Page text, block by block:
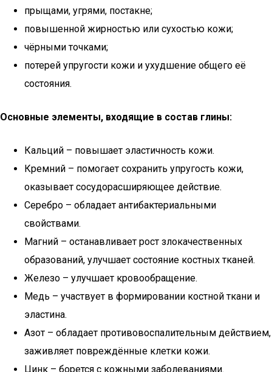
прыщами, угрями, постакне;
повышенной жирностью или сухостью кожи;
чёрными точками;
потерей упругости кожи и ухудшение общего её
состояния.
Основные элементы, входящие в состав глины:
Кальций – повышает эластичность кожи.
Кремний – помогает сохранить упругость кожи,
оказывает сосудорасширяющее действие.
Серебро – обладает антибактериальными
свойствами.
Магний – останавливает рост злокачественных
образований, улучшает состояние костных тканей.
Железо – улучшает кровообращение.
Медь – участвует в формировании костной ткани и
эластина.
Азот – обладает противовоспалительным действием,
заживляет повреждённые клетки кожи.
Цинк – борется с кожными заболеваниями.